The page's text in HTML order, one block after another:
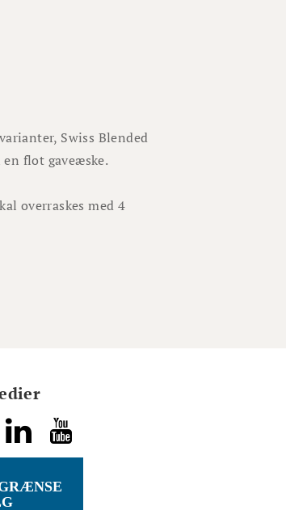
Swiss Blended
en flot gaveæske.
overraskes med 4